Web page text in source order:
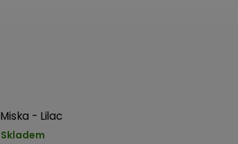
Miska - Lilac
Skladem